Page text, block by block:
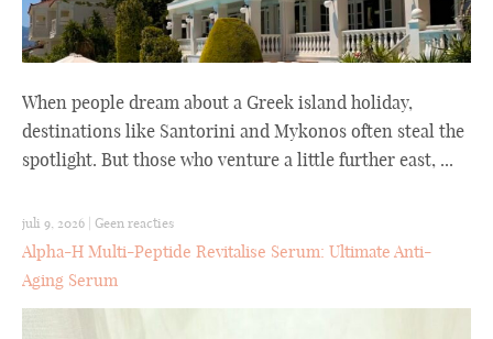
When people dream about a Greek island holiday,
destinations like Santorini and Mykonos often steal the
spotlight. But those who venture a little further east, ...
juli 9, 2026 Geen reacties
Alpha-H Multi-Peptide Revitalise Serum: Ultimate Anti-
Aging Serum